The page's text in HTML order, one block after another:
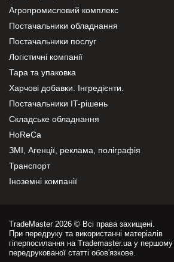
Агропромисловий комплекс
Постачальники обладнання
Постачальники послуг
Логістичні компанії
Тара та упаковка
Харчові добавки. Інгредієнти.
Постачальники IT-рішень
Складське обладнання
HoReCa
ЗМІ, Агенції, реклама, поліграфія
Транспорт
Іноземні компанії
TradeMaster 2026 © Всі права захищені.
При передруку та використанні матеріалів
гіперпосилання на Trademaster.ua у першому
передрукованої статті обов'язкове.